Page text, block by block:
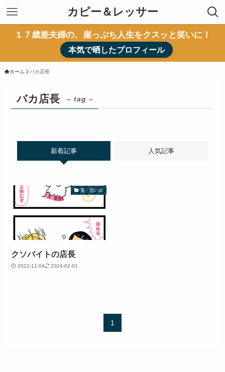
カピー＆レッサー
１７歳差夫婦の、崖っぷち人生をクスッと笑いに！
本気で晒したプロフィール
ホーム バカ店長
バカ店長 – tag –
新着記事 人気記事
妻 思い出
クソバイトの店長
2022-11-04 2024-02-01
1